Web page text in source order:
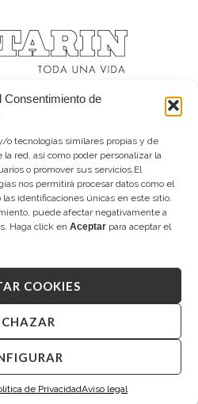
Consentimiento de
o tecnologías similares propias y de
red, así como poder personalizar la
o promover sus servicios.El
nos permitirá procesar datos como el
identificaciones únicas en este sitio.
puede afectar negativamente a
Haga click en Aceptar para aceptar el
COOKIES
de PrivacidadAviso legal
desde 1963
Magazine
Contacto
2026 Tarín Joyeros
uso|Política de privacidad
Mandalorian Solutions